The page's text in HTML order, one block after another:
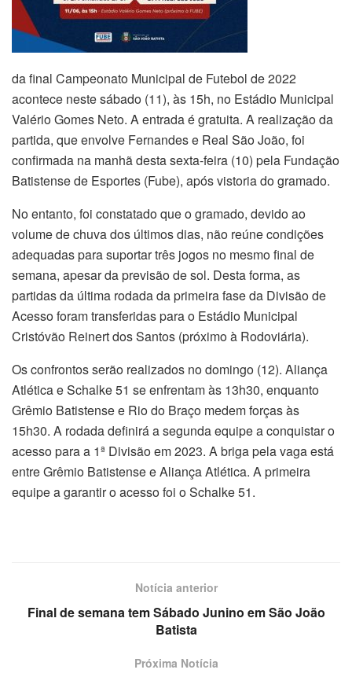
da final Campeonato Municipal de Futebol de 2022
acontece neste sábado (11), às 15h, no Estádio Municipal
Valério Gomes Neto. A entrada é gratuita. A realização da
partida, que envolve Fernandes e Real São João, foi
confirmada na manhã desta sexta-feira (10) pela Fundação
Batistense de Esportes (Fube), após vistoria do gramado.
No entanto, foi constatado que o gramado, devido ao
volume de chuva dos últimos dias, não reúne condições
adequadas para suportar três jogos no mesmo final de
semana, apesar da previsão de sol. Desta forma, as
partidas da última rodada da primeira fase da Divisão de
Acesso foram transferidas para o Estádio Municipal
Cristóvão Reinert dos Santos (próximo à Rodoviária).
Os confrontos serão realizados no domingo (12). Aliança
Atlética e Schalke 51 se enfrentam às 13h30, enquanto
Grêmio Batistense e Rio do Braço medem forças às
15h30. A rodada definirá a segunda equipe a conquistar o
acesso para a 1ª Divisão em 2023. A briga pela vaga está
entre Grêmio Batistense e Aliança Atlética. A primeira
equipe a garantir o acesso foi o Schalke 51.
Notícia anterior
Final de semana tem Sábado Junino em São João
Batista
Próxima Notícia